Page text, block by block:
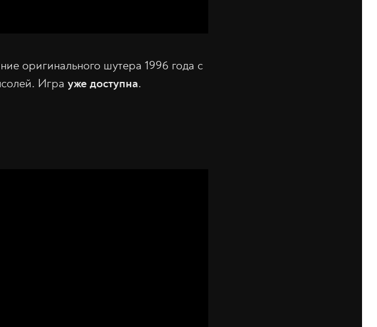
оригинального шутера 1996 года с
Игра уже доступна.